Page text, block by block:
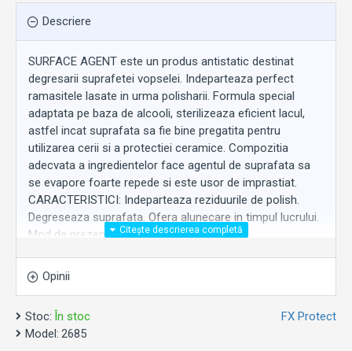
Descriere
SURFACE AGENT este un produs antistatic destinat
degresarii suprafetei vopselei. Indeparteaza perfect
ramasitele lasate in urma polisharii. Formula special
adaptata pe baza de alcooli, sterilizeaza eficient lacul,
astfel incat suprafata sa fie bine pregatita pentru
utilizarea cerii si a protectiei ceramice. Compozitia
adecvata a ingredientelor face agentul de suprafata sa
se evapore foarte repede si este usor de imprastiat.
CARACTERISTICI: Indeparteaza reziduurile de polish.
Degreseaza suprafata. Ofera alunecare in timpul lucrului.
Mod de prezentare: 1 bucata 5L
Opinii
Stoc: În stoc
Model: 2685
FX Protect